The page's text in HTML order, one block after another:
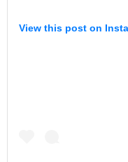
View this post on